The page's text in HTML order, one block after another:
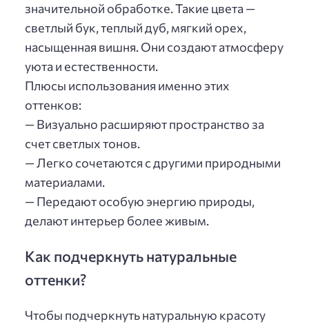
значительной обработке. Такие цвета —
светлый бук, теплый дуб, мягкий орех,
насыщенная вишня. Они создают атмосферу
уюта и естественности.
Плюсы использования именно этих
оттенков:
— Визуально расширяют пространство за
счет светлых тонов.
— Легко сочетаются с другими природными
материалами.
— Передают особую энергию природы,
делают интерьер более живым.
Как подчеркнуть натуральные
оттенки?
Чтобы подчеркнуть натуральную красоту